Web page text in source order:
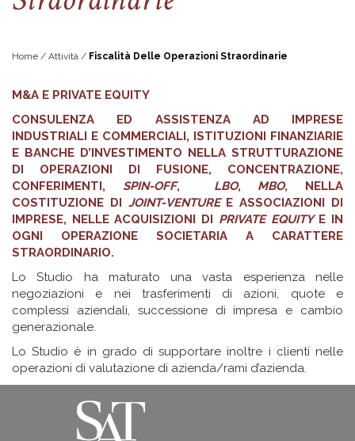
Home / Attività / Fiscalità Delle Operazioni Straordinarie
M&A E PRIVATE EQUITY
CONSULENZA ED ASSISTENZA AD IMPRESE
INDUSTRIALI E COMMERCIALI, ISTITUZIONI FINANZIARIE
E BANCHE D’INVESTIMENTO NELLA STRUTTURAZIONE
DI OPERAZIONI DI FUSIONE, CONCENTRAZIONE,
CONFERIMENTI, SPIN-OFF, LBO, MBO, NELLA
COSTITUZIONE DI JOINT-VENTUREE ASSOCIAZIONI DI
IMPRESE, NELLE ACQUISIZIONI DI PRIVATE EQUITYE IN
OGNI OPERAZIONE SOCIETARIA A CARATTERE
STRAORDINARIO.
Lo Studio ha maturato una vasta esperienza nelle
negoziazioni e nei trasferimenti di azioni, quote e
complessi aziendali, successione di impresa e cambio
generazionale.
Lo Studio è in grado di supportare inoltre i clienti nelle
operazioni di valutazione di azienda/rami d’azienda.